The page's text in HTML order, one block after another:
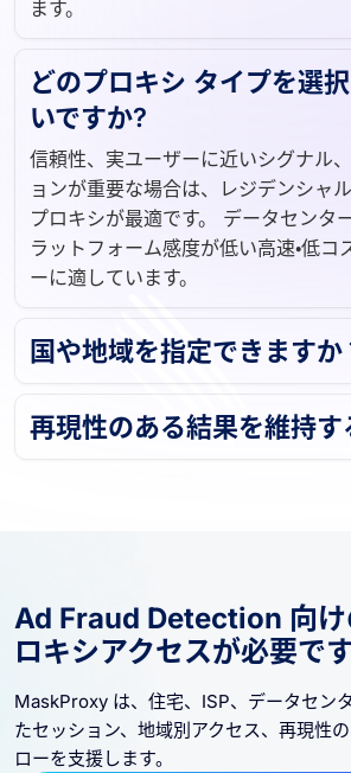
ます。
どのプロキシ タイプを選
いですか?
信頼性、実ユーザーに近いシグナル
ョンが重要な場合は、レジデンシャ
プロキシが最適です。 データセンタ
ラットフォーム感度が低い高速・低コ
ーに適しています。
国や地域を指定できますか
再現性のある結果を維持す
Ad Fraud Detection 向け
ロキシアクセスが必要で
MaskProxy は、住宅、ISP、データセン
たセッション、地域別アクセス、再現性
ローを支援します。